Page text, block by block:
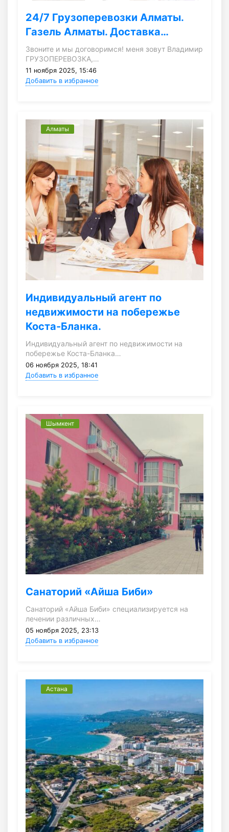
24/7 Грузоперевозки Алматы.
Газель Алматы. Доставка…
Звоните и мы договоримся! меня зовут Владимир
ГРУЗОПЕРЕВОЗКА,…
11 ноября 2025, 15:46
Добавить в избранное
Алматы
Индивидуальный агент по
недвижимости на побережье
Коста-Бланка.
Индивидуальный агент по недвижимости на
побережье Коста-Бланка…
06 ноября 2025, 18:41
Добавить в избранное
Шымкент
Санаторий «Айша Биби»
Санаторий «Айша Биби» специализируется на
лечении различных…
05 ноября 2025, 23:13
Добавить в избранное
Астана